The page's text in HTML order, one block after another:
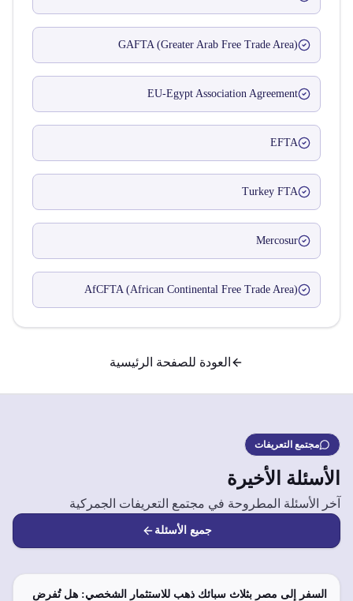
GAFTA (Greater Arab Free Trade Area)
EU-Egypt Association Agreement
EFTA
Turkey FTA
Mercosur
AfCFTA (African Continental Free Trade Area)
العودة للصفحة الرئيسية
مجتمع التعريفات
الأسئلة الأخيرة
آخر الأسئلة المطروحة في مجتمع التعريفات الجمركية
جميع الأسئلة
السفر إلى مصر بثلاث سبائك ذهب للاستثمار الشخصي: هل تُفرض